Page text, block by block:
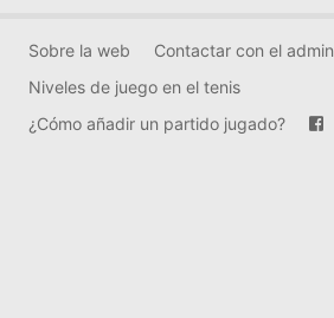
Sobre la web
Contactar con el admin
Niveles de juego en el tenis
¿Cómo añadir un partido jugado?